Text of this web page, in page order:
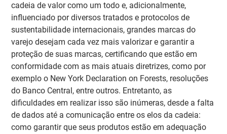
cadeia de valor como um todo e, adicionalmente,
influenciado por diversos tratados e protocolos de
sustentabilidade internacionais, grandes marcas do
varejo desejam cada vez mais valorizar e garantir a
proteção de suas marcas, certificando que estão em
conformidade com as mais atuais diretrizes, como por
exemplo o New York Declaration on Forests, resoluções
do Banco Central, entre outros. Entretanto, as
dificuldades em realizar isso são inúmeras, desde a falta
de dados até a comunicação entre os elos da cadeia:
como garantir que seus produtos estão em adequação